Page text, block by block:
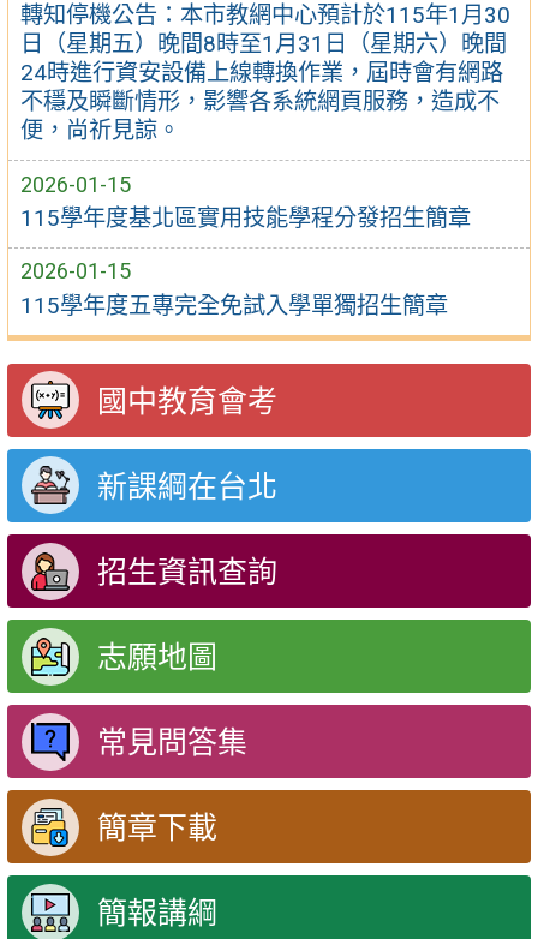
轉知停機公告：本市教網中心預計於115年1月30
日（星期五）晚間8時至1月31日（星期六）晚間
24時進行資安設備上線轉換作業，屆時會有網路
不穩及瞬斷情形，影響各系統網頁服務，造成不
便，尚祈見諒。
2026-01-15
115學年度基北區實用技能學程分發招生簡章
2026-01-15
115學年度五專完全免試入學單獨招生簡章
國中教育會考
新課綱在台北
招生資訊查詢
志願地圖
常見問答集
簡章下載
簡報講綱